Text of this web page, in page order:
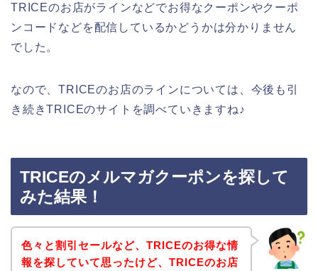
TRICEのお店がラインなどでお得なクーポンやクーポ
ンコードなどを配信しているかどうかは分かりません
でした。
なので、TRICEのお店のラインについては、今後も引
き続きTRICEのサイトを調べていきますね♪
TRICEのメルマガクーポンを探して
みた結果！
色々と割引セールなど、TRICEのお得な情
報を探していて思ったけど、TRICEのお店